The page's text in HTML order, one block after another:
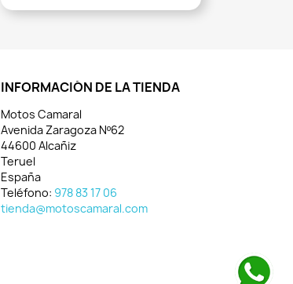
INFORMACIÓN DE LA TIENDA
Motos Camaral
Avenida Zaragoza Nº62
44600 Alcañiz
Teruel
España
Teléfono: 978 83 17 06
tienda@motoscamaral.com